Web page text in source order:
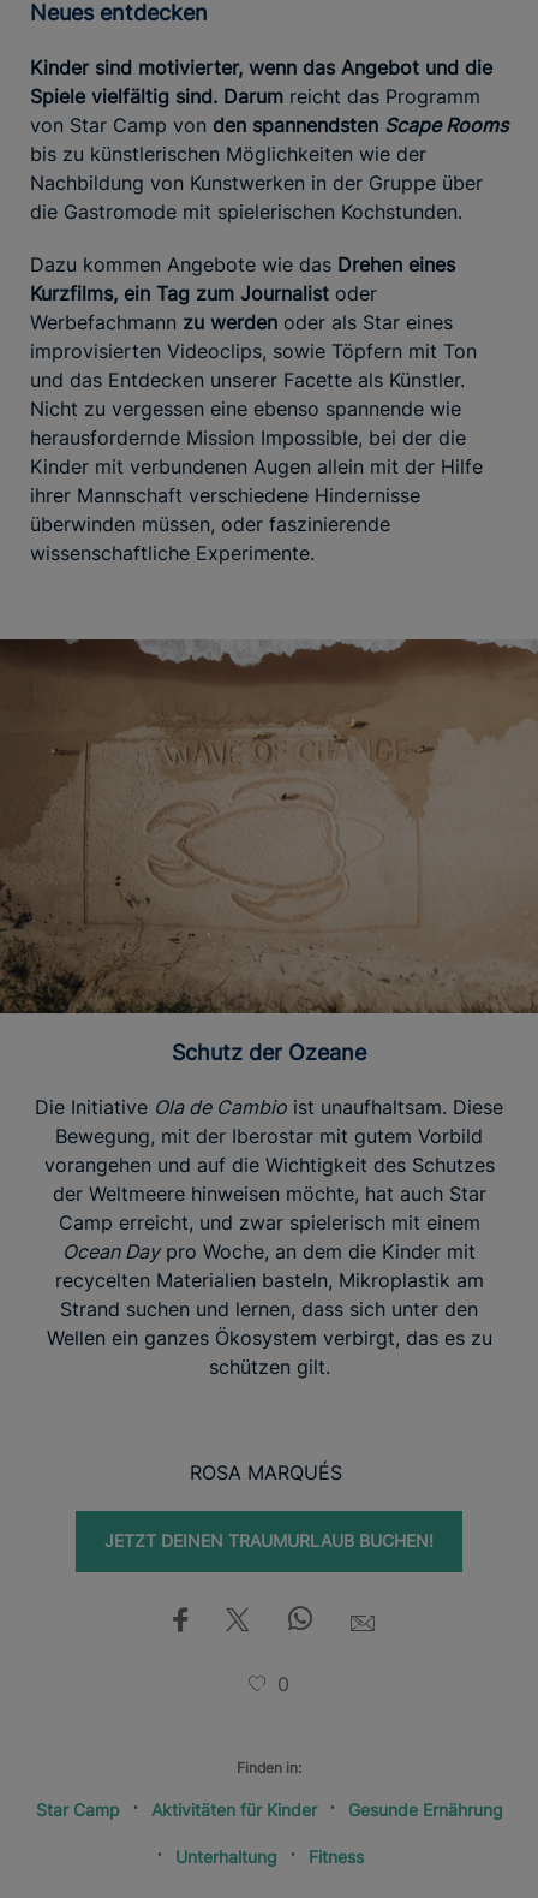
Neues entdecken
Kinder sind motivierter, wenn das Angebot und die
Spiele vielfältig sind. Darum reicht das Programm
von Star Camp von den spannendsten Scape Rooms
bis zu künstlerischen Möglichkeiten wie der
Nachbildung von Kunstwerken in der Gruppe über
die Gastromode mit spielerischen Kochstunden.
Dazu kommen Angebote wie das Drehen eines
Kurzfilms, ein Tag zum Journalist oder
Werbefachmann zu werden oder als Star eines
improvisierten Videoclips, sowie Töpfern mit Ton
und das Entdecken unserer Facette als Künstler.
Nicht zu vergessen eine ebenso spannende wie
herausfordernde Mission Impossible, bei der die
Kinder mit verbundenen Augen allein mit der Hilfe
ihrer Mannschaft verschiedene Hindernisse
überwinden müssen, oder faszinierende
wissenschaftliche Experimente.
Schutz der Ozeane
Die Initiative Ola de Cambio ist unaufhaltsam. Diese
Bewegung, mit der Iberostar mit gutem Vorbild
vorangehen und auf die Wichtigkeit des Schutzes
der Weltmeere hinweisen möchte, hat auch Star
Camp erreicht, und zwar spielerisch mit einem
Ocean Daypro Woche, an dem die Kinder mit
recycelten Materialien basteln, Mikroplastik am
Strand suchen und lernen, dass sich unter den
Wellen ein ganzes Ökosystem verbirgt, das es zu
schützen gilt.
ROSA MARQUÉS
JETZT DEINEN TRAUMURLAUB BUCHEN!
0
Finden in:
Star Camp Aktivitäten für Kinder Gesunde Ernährung
Unterhaltung Fitness